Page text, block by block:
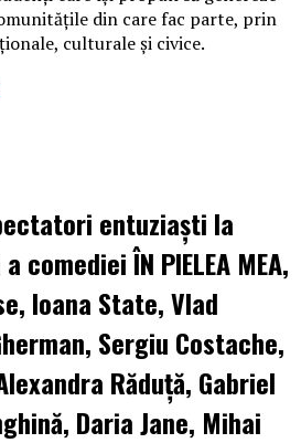
din care fac parte, prin
culturale și civice.
entuziaști la
comediei ÎN PIELEA MEA,
Ioana State, Vlad
Sergiu Costache,
Răduță, Gabriel
Daria Jane, Mihai